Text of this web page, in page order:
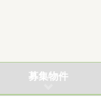
募集物件